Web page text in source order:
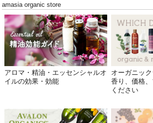
amasia organic store
アロマ・精油・エッセンシャルオ
イルの効果・効能
オーガニック
香り、価格
ください